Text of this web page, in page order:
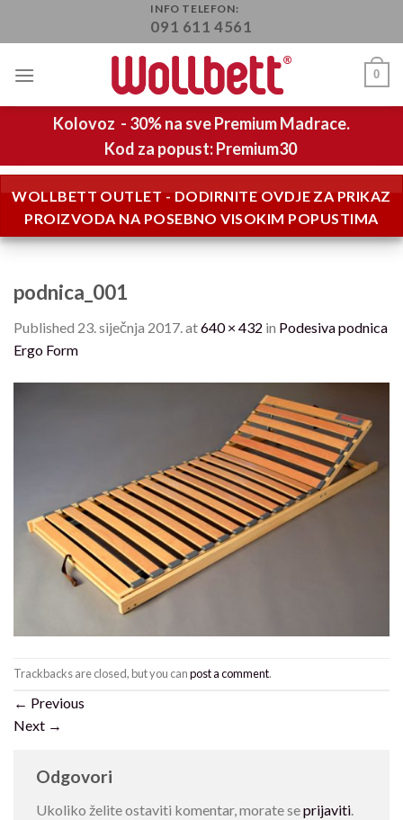
INFO TELEFON:
091 611 4561
0
Kolovoz - 30% na sve Premium Madrace.
Kod za popust: Premium30
WOLLBETT OUTLET - DODIRNITE OVDJE ZA PRIKAZ
PROIZVODA NA POSEBNO VISOKIM POPUSTIMA
podnica_001
Published 23. siječnja 2017. at640 × 432 in Podesiva podnica
Ergo Form
Trackbacks are closed, but you canpost a comment.
← Previous
Next →
Odgovori
Ukoliko želite ostaviti komentar, morate seprijaviti.